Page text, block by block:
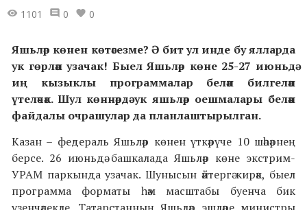
1101 0 0
Яшьләр көнен көтәсезме? Ә бит ул инде бу ялларда
ук гөрләп узачак! Быел Яшьләр көне 25-27 июньдә
иң кызыклы программалар белән билгеләп
үтеләчәк. Шул көннәрдә ук яшьләр оешмалары белән
файдалы очрашулар да планлаштырылган.
Казан – федераль Яшьләр көнен үткәрүче 10 шәһәрнең
берсе. 26 июньдә башкалада Яшьләр көне экстрим-
УРАМ паркында узачак. Шунысын әйтергә кирәк, быел
программа форматы һәм масштабы буенча бик